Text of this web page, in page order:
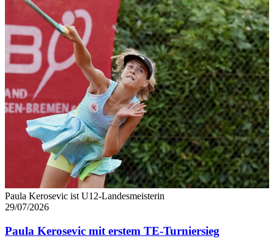
Paula Kerosevic ist U12-Landesmeisterin
29/07/2026
Paula Kerosevic mit erstem TE-Turniersieg